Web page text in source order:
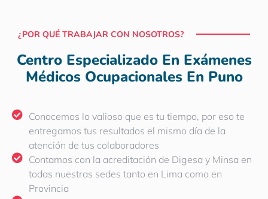
¿POR QUÉ TRABAJAR CON NOSOTROS?
Centro Especializado En Exámenes
Médicos Ocupacionales En Puno
Conocemos lo valioso que es tu tiempo, por eso te
entregamos tus resultados el mismo día de la
atención de tus colaboradores
Contamos con la acreditación de Digesa y Minsa en
todas nuestras sedes tanto en Lima como en
Provincia